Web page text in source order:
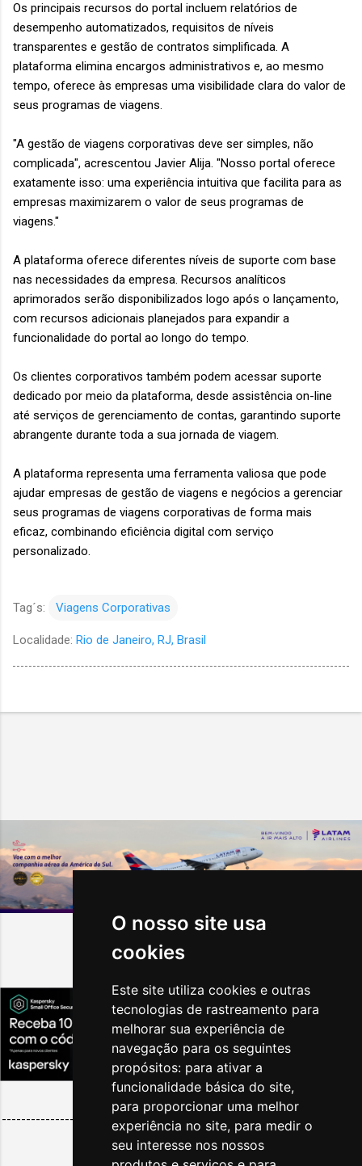
O nosso site usa
cookies
Este site utiliza cookies e outras
tecnologias de rastreamento para
melhorar sua experiência de
navegação para os seguintes
propósitos: para ativar a
funcionalidade básica do site,
para proporcionar uma melhor
experiência no site, para medir o
seu interesse nos nossos
Os principais recursos do portal incluem relatórios de
desempenho automatizados, requisitos de níveis
transparentes e gestão de contratos simplificada. A
plataforma elimina encargos administrativos e, ao mesmo
tempo, oferece às empresas uma visibilidade clara do valor de
seus programas de viagens.
"A gestão de viagens corporativas deve ser simples, não
complicada", acrescentou Javier Alija. "Nosso portal oferece
exatamente isso: uma experiência intuitiva que facilita para as
empresas maximizarem o valor de seus programas de
viagens."
A plataforma oferece diferentes níveis de suporte com base
nas necessidades da empresa. Recursos analíticos
aprimorados serão disponibilizados logo após o lançamento,
com recursos adicionais planejados para expandir a
funcionalidade do portal ao longo do tempo.
Os clientes corporativos também podem acessar suporte
dedicado por meio da plataforma, desde assistência on-line
até serviços de gerenciamento de contas, garantindo suporte
abrangente durante toda a sua jornada de viagem.
A plataforma representa uma ferramenta valiosa que pode
ajudar empresas de gestão de viagens e negócios a gerenciar
seus programas de viagens corporativas de forma mais
eficaz, combinando eficiência digital com serviço
personalizado.
Tag´s: Viagens Corporativas
Localidade: Rio de Janeiro, RJ, Brasil
Destaques da Semana
--------------------------------------------------------------------------
------